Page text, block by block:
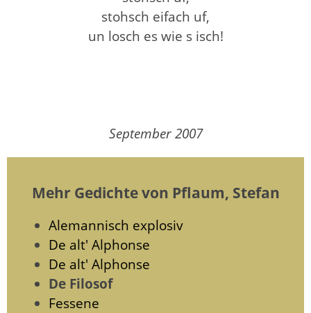
stohsch eifach uf,
un losch es wie s isch!
September 2007
Mehr Gedichte von Pflaum, Stefan
Alemannisch explosiv
De alt' Alphonse
De alt' Alphonse
De Filosof
Fessene